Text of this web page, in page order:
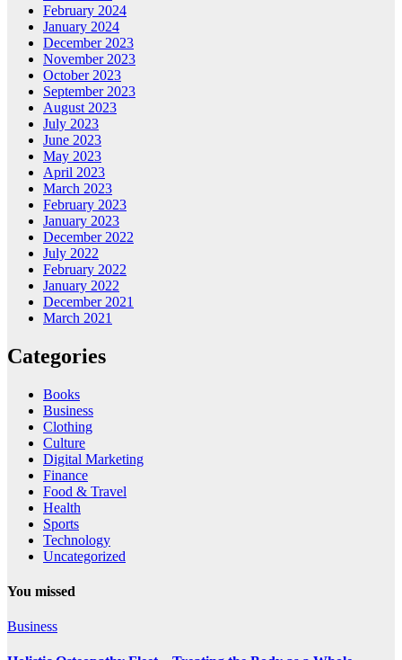
February 2024
January 2024
December 2023
November 2023
October 2023
September 2023
August 2023
July 2023
June 2023
May 2023
April 2023
March 2023
February 2023
January 2023
December 2022
July 2022
February 2022
January 2022
December 2021
March 2021
Categories
Books
Business
Clothing
Culture
Digital Marketing
Finance
Food & Travel
Health
Sports
Technology
Uncategorized
You missed
Business